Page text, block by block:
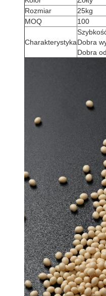
Rozmiar
25kg
MOQ
100
CharakterystykaDobra
Dobra